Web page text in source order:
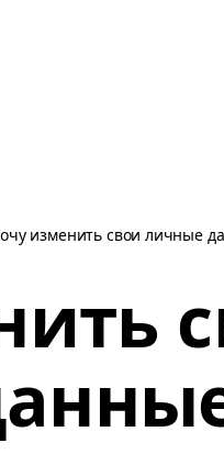
изменить свои личные